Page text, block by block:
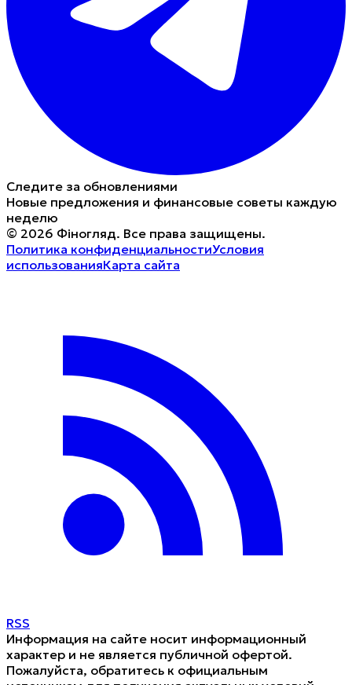
Следите за обновлениями
Новые предложения и финансовые советы каждую
неделю
© 2026 Фіногляд. Все права защищены.
Политика конфиденциальностиУсловия
использованияКарта сайта
RSS
Информация на сайте носит информационный
характер и не является публичной офертой.
Пожалуйста, обратитесь к официальным